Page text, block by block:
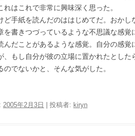
はこれで非常に興味深く思った。
手紙を読んだのははじめてだ。おかし
を書きつづっているような不思議な感覚
んだことがあるような感覚。自分の感覚
、もし自分が彼の立場に置かれたとし
でないかと、そんな気がした。
2005年2月3日 投稿者: kiryn